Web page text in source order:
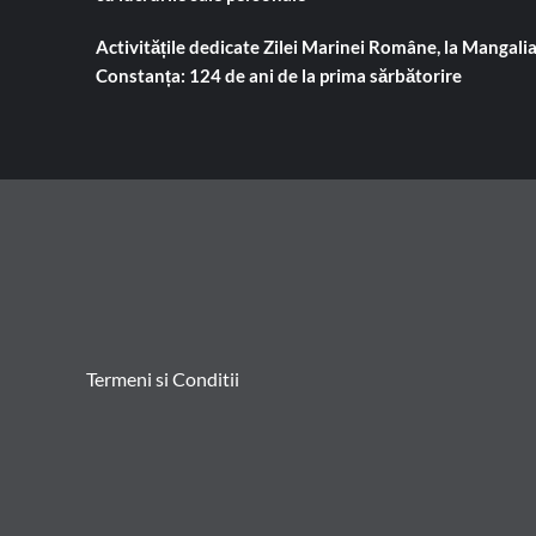
Activitățile dedicate Zilei Marinei Române, la
Constanța: 124 de ani de la prima sărbătorire
Termeni si Conditii